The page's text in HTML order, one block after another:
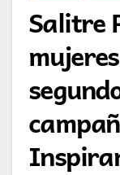
Salitre